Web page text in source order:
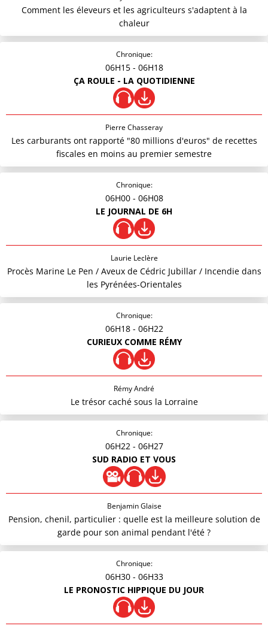
Comment les éleveurs et les agriculteurs s'adaptent à la
chaleur
Chronique:
06H15 - 06H18
ÇA ROULE - LA QUOTIDIENNE
Pierre Chasseray
Les carburants ont rapporté "80 millions d'euros" de recettes
fiscales en moins au premier semestre
Chronique:
06H00 - 06H08
LE JOURNAL DE 6H
Laurie Leclère
Procès Marine Le Pen / Aveux de Cédric Jubillar / Incendie dans
les Pyrénées-Orientales
Chronique:
06H18 - 06H22
CURIEUX COMME RÉMY
Rémy André
Le trésor caché sous la Lorraine
Chronique:
06H22 - 06H27
SUD RADIO ET VOUS
Benjamin Glaise
Pension, chenil, particulier : quelle est la meilleure solution de
garde pour son animal pendant l'été ?
Chronique:
06H30 - 06H33
LE PRONOSTIC HIPPIQUE DU JOUR